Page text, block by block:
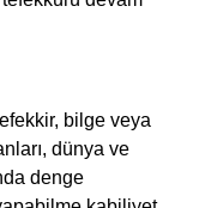
bilge veya
dünya ve
denge